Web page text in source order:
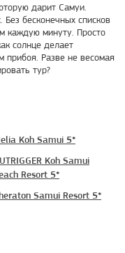
дарит Самуи.
бесконечных списков
каждую минуту. Просто
солнце делает
прибоя. Разве не весомая
тур?
Koh Samui 5*
Koh Samui
Resort 5*
Samui Resort 5*